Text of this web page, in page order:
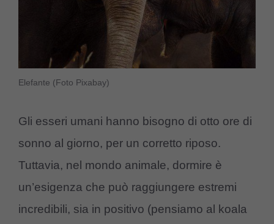
Elefante (Foto Pixabay)
Gli esseri umani hanno bisogno di otto ore di
sonno al giorno, per un corretto riposo.
Tuttavia, nel mondo animale, dormire è
un’esigenza che può raggiungere estremi
incredibili, sia in positivo (pensiamo al koala